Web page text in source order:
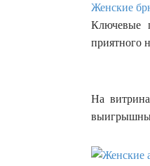
Женские
Ключевые
приятного
На